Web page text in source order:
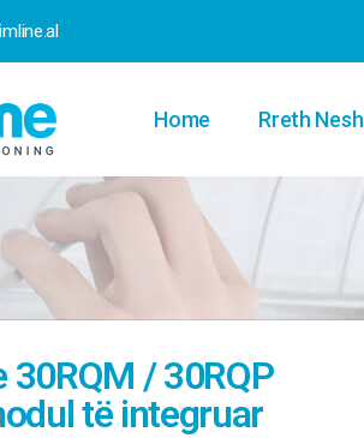
Home Rreth Nesh
/ 30RQP
të integruar